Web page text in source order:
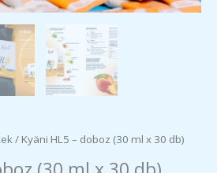
/ Kyäni HL5 – doboz (30 ml x 30 db)